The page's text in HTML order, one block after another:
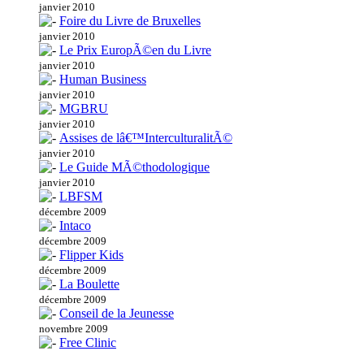
janvier 2010
Foire du Livre de Bruxelles
janvier 2010
Le Prix EuropÃ©en du Livre
janvier 2010
Human Business
janvier 2010
MGBRU
janvier 2010
Assises de lâ€™InterculturalitÃ©
janvier 2010
Le Guide MÃ©thodologique
janvier 2010
LBFSM
décembre 2009
Intaco
décembre 2009
Flipper Kids
décembre 2009
La Boulette
décembre 2009
Conseil de la Jeunesse
novembre 2009
Free Clinic